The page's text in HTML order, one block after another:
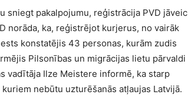
sniegt pakalpojumu, reģistrācija PVD jāveic
norāda, ka, reģistrējot kurjerus, no vairāk
konstatējis 43 personas, kurām zudis
Pilsonības un migrācijas lietu pārvaldi
vadītāja Ilze Meistere informē, ka starp
nebūtu uzturēšanās atļaujas Latvijā.